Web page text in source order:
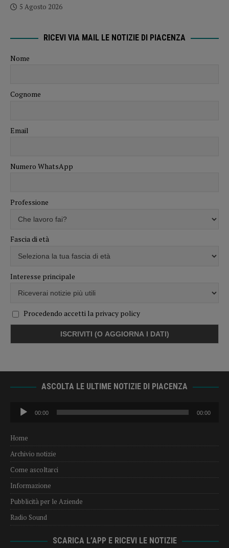
5 Agosto 2026
RICEVI VIA MAIL LE NOTIZIE DI PIACENZA
Nome
Cognome
Email
Numero WhatsApp
Professione
Fascia di età
Interesse principale
Procedendo accetti la privacy policy
ASCOLTA LE ULTIME NOTIZIE DI PIACENZA
Audio
Player
00:00 00:00
Home
Archivio notizie
Come ascoltarci
Informazione
Pubblicità per le Aziende
Radio Sound
SCARICA L’APP E RICEVI LE NOTIZIE